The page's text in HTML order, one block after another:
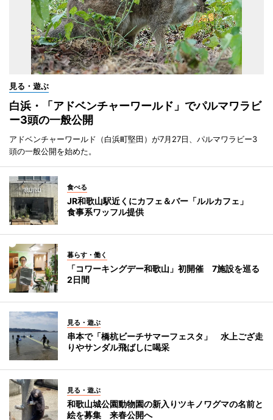
見る・遊ぶ
白浜・「アドベンチャーワールド」でパルマワラビ
ー3頭の一般公開
アドベンチャーワールド（白浜町堅田）が7月27日、パルマワラビー3
頭の一般公開を始めた。
食べる
JR和歌山駅近くにカフェ＆バー「ルルカフェ」
食事系ワッフル提供
暮らす・働く
「コワーキングデー和歌山」初開催 7施設を巡る
2日間
見る・遊ぶ
串本で「橋杭ビーチサマーフェスタ」 水上ござ走
りやサンダル飛ばしに喝采
見る・遊ぶ
和歌山城公園動物園の新入りツキノワグマの名前と
絵を募集 来春公開へ